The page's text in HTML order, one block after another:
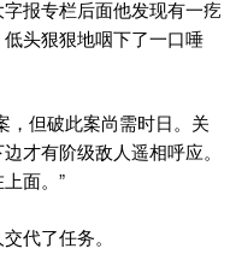
报专栏后面他发现有一疙
头狠狠地咽下了一口唾
，但破此案尚需时日。关
才有阶级敌人遥相呼应。
面。”
代了任务。